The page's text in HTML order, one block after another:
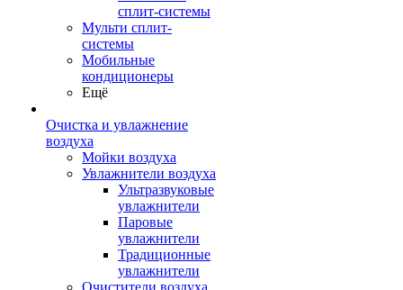
сплит-системы
Мульти сплит-
системы
Мобильные
кондиционеры
Ещё
Очистка и увлажнение
воздуха
Мойки воздуха
Увлажнители воздуха
Ультразвуковые
увлажнители
Паровые
увлажнители
Традиционные
увлажнители
Очистители воздуха